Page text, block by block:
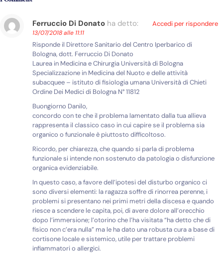
Ferruccio Di Donato ha detto:
13/07/2018 alle 11:11
Risponde il Direttore Sanitario del Centro Iperbarico di
Bologna, dott. Ferruccio Di Donato
Laurea in Medicina e Chirurgia Università di Bologna
Specializzazione in Medicina del Nuoto e delle attività
subacquee – istituto di fisiologia umana Università di Chieti
Ordine Dei Medici di Bologna N° 11812
Buongiorno Danilo,
concordo con te che il problema lamentato dalla tua allieva
rappresenta il classico caso in cui capire se il problema sia
organico o funzionale è piuttosto difficoltoso.
Ricordo, per chiarezza, che quando si parla di problema
funzionale si intende non sostenuto da patologia o disfunzione
organica evidenziabile.
In questo caso, a favore dell’ipotesi del disturbo organico ci
sono diversi elementi: la ragazza soffre di rinorrea perenne, i
problemi si presentano nei primi metri della discesa e quando
riesce a scendere le capita, poi, di avere dolore all’orecchio
dopo l’immersione; l’otorino che l’ha visitata “ha detto che di
fisico non c’era nulla” ma le ha dato una robusta cura a base di
cortisone locale e sistemico, utile per trattare problemi
infiammatori o allergici.
Accedi per rispondere